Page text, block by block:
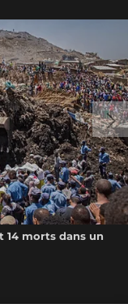
14 morts dans un